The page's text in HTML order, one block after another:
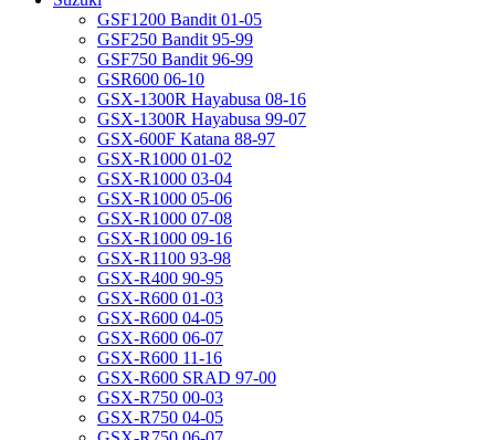
GSF1200 Bandit 01-05
GSF250 Bandit 95-99
GSF750 Bandit 96-99
GSR600 06-10
GSX-1300R Hayabusa 08-16
GSX-1300R Hayabusa 99-07
GSX-600F Katana 88-97
GSX-R1000 01-02
GSX-R1000 03-04
GSX-R1000 05-06
GSX-R1000 07-08
GSX-R1000 09-16
GSX-R1100 93-98
GSX-R400 90-95
GSX-R600 01-03
GSX-R600 04-05
GSX-R600 06-07
GSX-R600 11-16
GSX-R600 SRAD 97-00
GSX-R750 00-03
GSX-R750 04-05